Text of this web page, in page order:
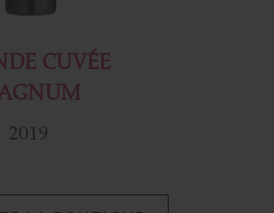
CUVÉE
2019